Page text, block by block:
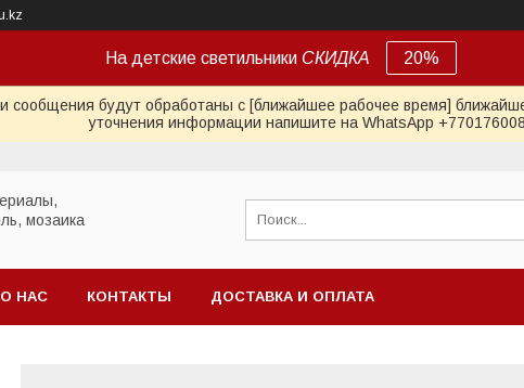
На детские светильники СКИДКА 20%
сообщения будут обработаны с [ближайшее рабочее время]
уточнения информации напишите на WhatsApp
мозаика
О НАС КОНТАКТЫ ДОСТАВКА И ОПЛАТА